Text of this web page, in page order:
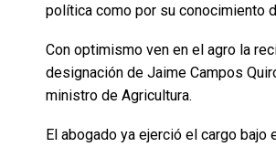
política como por su conocimiento
Con optimismo ven en el agro la
designación de Jaime Campos
ministro de Agricultura.
El abogado ya ejerció el cargo bajo